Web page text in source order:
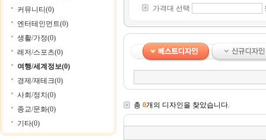
커뮤니티(0)
엔터테인먼트(0)
생활/가정(0)
레저/스포츠(0)
여행/세계정보(0)
경제/재테크(0)
사회/정치(0)
종교/문화(0)
기타(0)
가격대 선택
총 0개의 디자인을 찾았습니다.